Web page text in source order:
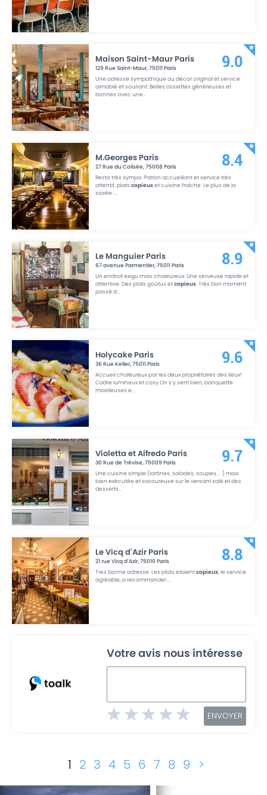
Maison Saint-Maur Paris
129 Rue Saint-Maur,75011Paris
Une adresse sympathique au décor original et service
aimable et souriant. Belles assiettes généreuses et
bonnes avec une...
9.0
M.Georges Paris
27 Rue du Colisée,75008 Paris
Resto très sympa. Patron accueillant et service très
attentif, platscopieuxet cuisine fraîche. Le plus de la
soirée :...
8.4
Le Manguier Paris
67 avenue Parmentier,75011Paris
Un endroit exigu mais chaleureux. Une serveuse rapide et
attentive. Des plats goûtus etcopieux. Très bon moment
passé d...
8.9
Holycake Paris
36 Rue Keller,75011Paris
Accueil chaleureux par les deux propriétaires des lieux!
Cadre lumineux et cosy.On s’y sent bien, banquette
moelleuses e...
9.6
Violetta et Alfredo Paris
30 Rue de Trévise,75009 Paris
Une cuisine simple (tartines, salades, soupes.... ) mais
bien exécutée et savoureuse sur le versant salé et des
desserts...
9.7
Le Vicq d'Azir Paris
21 rue Vicq d'Azir,75010Paris
Tres bonne adresse. Les plats etaientcopieux, le service
agréable, a recommander....
8.8
Votre avis nous intéresse
ENVOYER
1 2 3 4 5 6 7 8 9 >